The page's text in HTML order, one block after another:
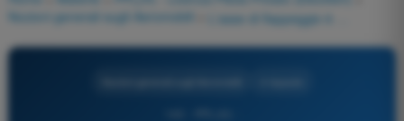
Nozioni generali sugli Aeromobili